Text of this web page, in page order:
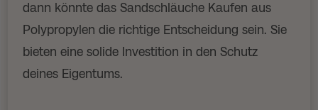
dann könnte das Sandschläuche Kaufen aus
Polypropylen die richtige Entscheidung sein. Sie
bieten eine solide Investition in den Schutz
deines Eigentums.